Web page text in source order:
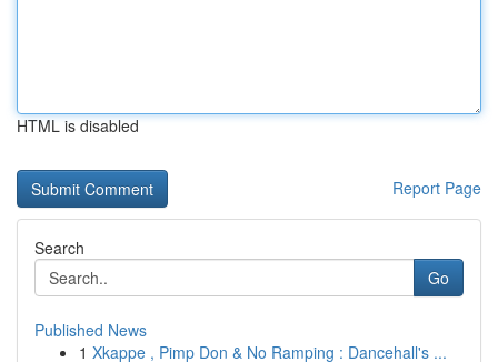
HTML is disabled
Report Page
Search
Go
Published News
1 Xkappe , Pimp Don & No Ramping : Dancehall's ...